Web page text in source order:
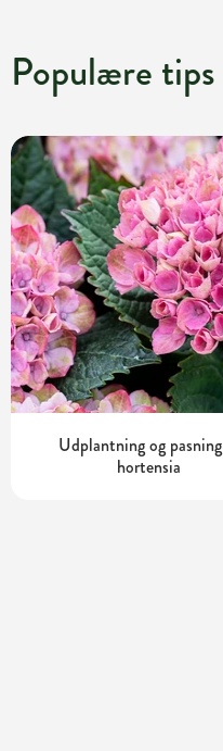
Populære
Udplantning og
hortensia